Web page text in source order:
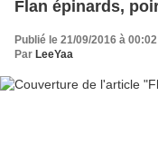
Flan épinards,
Publié le 21/09/2016 à 00:02
Par LeeYaa